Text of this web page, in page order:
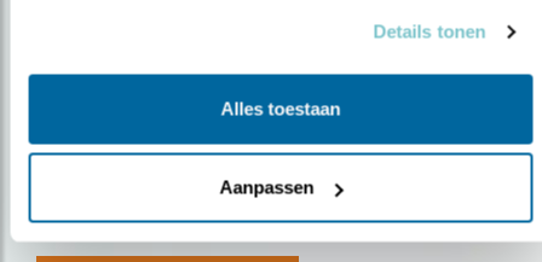
Details tonen
Alles toestaan
Aanpassen
Op de hoogte blijven?
Meld je aan en ontvang nieuws, inspiratie, acties en tips